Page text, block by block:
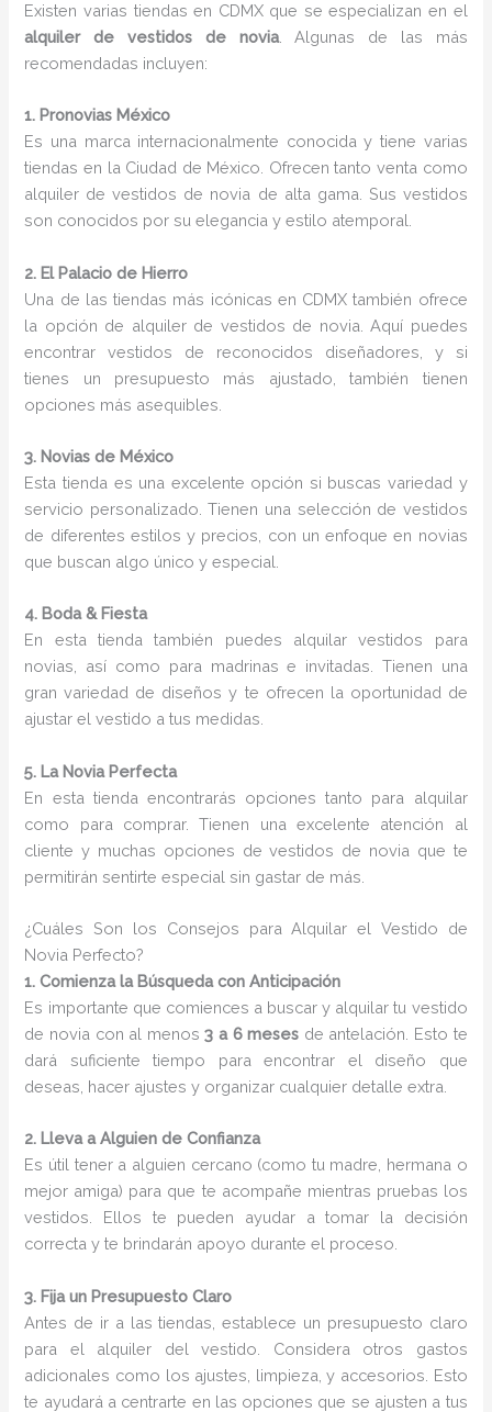
Existen varias tiendas en CDMX que se especializan en el
alquiler de vestidos de novia. Algunas de las más
recomendadas incluyen:
1. Pronovias México
Es una marca internacionalmente conocida y tiene varias
tiendas en la Ciudad de México. Ofrecen tanto venta como
alquiler de vestidos de novia de alta gama. Sus vestidos
son conocidos por su elegancia y estilo atemporal.
2. El Palacio de Hierro
Una de las tiendas más icónicas en CDMX también ofrece
la opción de alquiler de vestidos de novia. Aquí puedes
encontrar vestidos de reconocidos diseñadores, y si
tienes un presupuesto más ajustado, también tienen
opciones más asequibles.
3. Novias de México
Esta tienda es una excelente opción si buscas variedad y
servicio personalizado. Tienen una selección de vestidos
de diferentes estilos y precios, con un enfoque en novias
que buscan algo único y especial.
4. Boda & Fiesta
En esta tienda también puedes alquilar vestidos para
novias, así como para madrinas e invitadas. Tienen una
gran variedad de diseños y te ofrecen la oportunidad de
ajustar el vestido a tus medidas.
5. La Novia Perfecta
En esta tienda encontrarás opciones tanto para alquilar
como para comprar. Tienen una excelente atención al
cliente y muchas opciones de vestidos de novia que te
permitirán sentirte especial sin gastar de más.
¿Cuáles Son los Consejos para Alquilar el Vestido de
Novia Perfecto?
1. Comienza la Búsqueda con Anticipación
Es importante que comiences a buscar y alquilar tu vestido
de novia con al menos3 a 6 meses de antelación. Esto te
dará suficiente tiempo para encontrar el diseño que
deseas, hacer ajustes y organizar cualquier detalle extra.
2. Lleva a Alguien de Confianza
Es útil tener a alguien cercano (como tu madre, hermana o
mejor amiga) para que te acompañe mientras pruebas los
vestidos. Ellos te pueden ayudar a tomar la decisión
correcta y te brindarán apoyo durante el proceso.
3. Fija un Presupuesto Claro
Antes de ir a las tiendas, establece un presupuesto claro
para el alquiler del vestido. Considera otros gastos
adicionales como los ajustes, limpieza, y accesorios. Esto
te ayudará a centrarte en las opciones que se ajusten a tus